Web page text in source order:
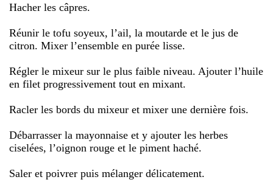
Hacher les câpres.
Réunir le tofu soyeux, l’ail, la moutarde et le jus de
citron. Mixer l’ensemble en purée lisse.
Régler le mixeur sur le plus faible niveau. Ajouter l’huile
en filet progressivement tout en mixant.
Racler les bords du mixeur et mixer une dernière fois.
Débarrasser la mayonnaise et y ajouter les herbes
ciselées, l’oignon rouge et le piment haché.
Saler et poivrer puis mélanger délicatement.